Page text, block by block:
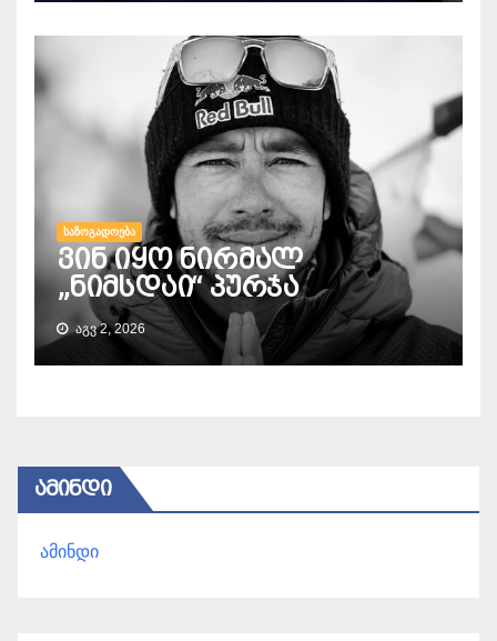
ᲡᲐᲖᲝᲒᲐᲓᲝᲔᲑᲐ
ვინ იყო ნირმალ
„ნიმსდაი“ პურჯა
ᲐᲒᲕ 2, 2026
ᲐᲛᲘᲜᲓᲘ
ამინდი